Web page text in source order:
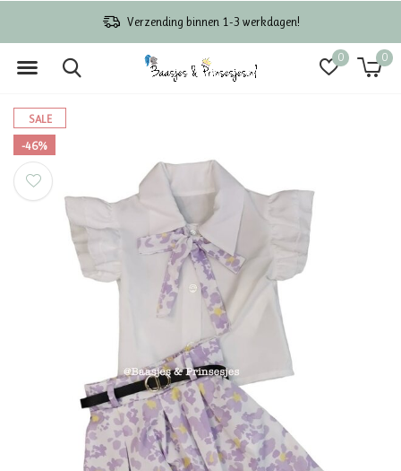
0 0
Verzending binnen 1-3 werkdagen!
SALE
-46%